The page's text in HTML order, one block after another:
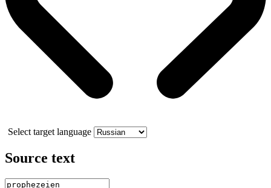
Select target language
Source text